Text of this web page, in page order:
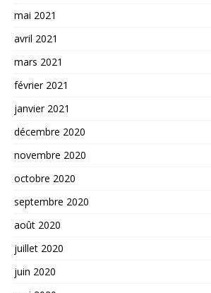
mai 2021
avril 2021
mars 2021
février 2021
janvier 2021
décembre 2020
novembre 2020
octobre 2020
septembre 2020
août 2020
juillet 2020
juin 2020